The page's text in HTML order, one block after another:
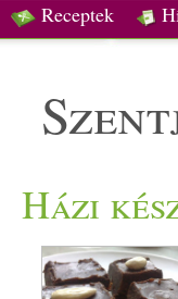
Receptek
Házi